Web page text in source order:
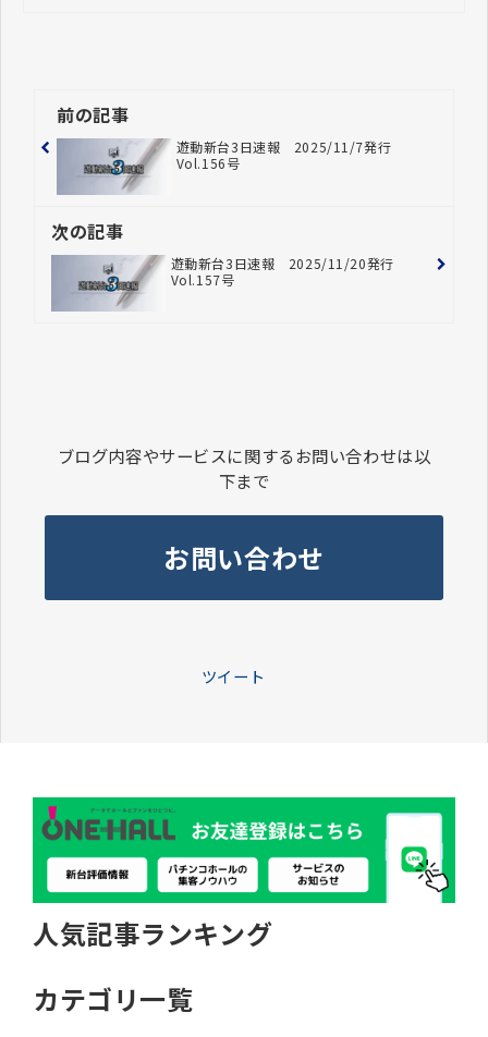
前の記事
遊動新台3日速報 2025/11/7発行
Vol.156号
次の記事
遊動新台3日速報 2025/11/20発行
Vol.157号
ブログ内容やサービスに関するお問い合わせは以
下まで
お問い合わせ
ツイート
人気記事ランキング
カテゴリ一覧